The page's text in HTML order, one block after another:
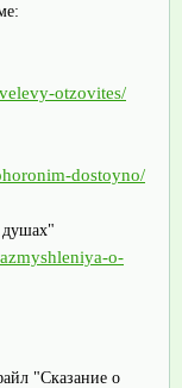
otzovites/
dostoyno/
душах"
o-
"Сказание о